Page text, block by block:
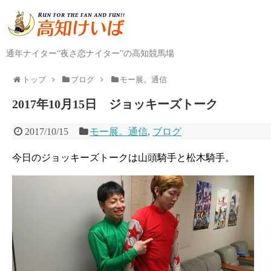
通年ナイター“夜さ恋ナイター”の高知競馬場
トップ ブログ モー展。通信
2017年10月15日 ジョッキーズトーク
2017/10/15 モー展。通信, ブログ
今日のジョッキーズトークは山頭騎手と松木騎手。